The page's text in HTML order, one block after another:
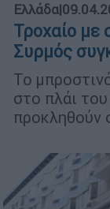
Ελλάδα|
Τροχαίο με
Συρμός
Το
στο πλάι
προκληθούν